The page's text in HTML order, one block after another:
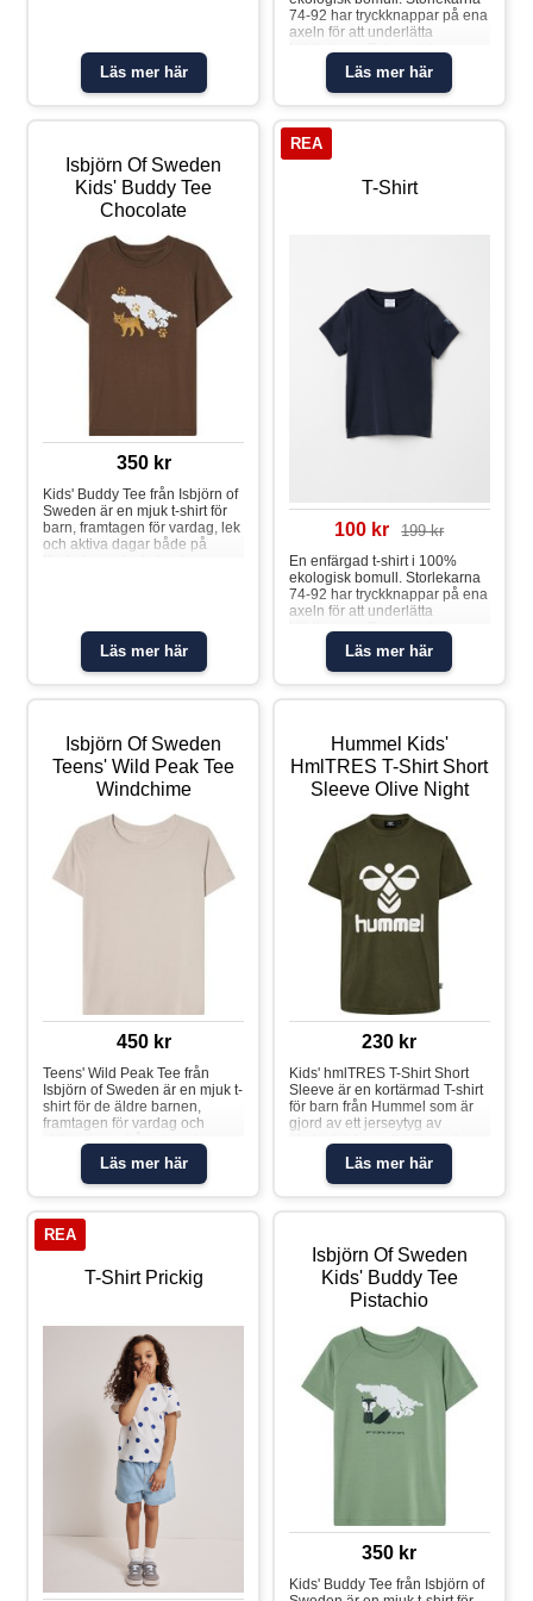
Läs mer här
Certified™ certifiering
bluesign® godkänt tyg
Ekologisk bomull Stort tryck på
bröstet Material: 100 % bomull
Läs mer här
74-92 har tryckknappar på ena
axeln för att underlätta
klädbyten. • Extra mjuka
sömmar • YKK TryckknapparT-
Isbjörn Of Sweden
Kids' Buddy Tee
Chocolate
350 kr
Läs mer här
Kids' Buddy Tee från Isbjörn of
Sweden är en mjuk t-shirt för
barn, framtagen för vardag, lek
och aktiva dagar både på
huden och torkar snabbt, vilket
hjälper barnet att hålla en
jämn och behaglig temperatur
även när leken blir intensiv.
bra vid aktivitet Tryck med
nordiska djurmotiv Material: 94
% lyocell, 6 % elastan
T-Shirt
REA
100 kr 199 kr
Läs mer här
En enfärgad t-shirt i 100%
ekologisk bomull. Storlekarna
74-92 har tryckknappar på ena
axeln för att underlätta
klädbyten. • Extra mjuka
sömmar • YKK Tryckknappar
Produktsäkerhet: KEEP AWAY
FROM FIRET-shirt
Isbjörn Of Sweden
Teens' Wild Peak Tee
Windchime
450 kr
Läs mer här
Teens' Wild Peak Tee från
Isbjörn of Sweden är en mjuk t-
shirt för de äldre barnen,
framtagen för vardag och
och ute i naturen. Det svala
materialet i lyocell med elastan
andas bra, transporterar bort
snabbt, vilket hjälper barnet att
hålla en jämn och behaglig
temperatur även vid intensiva
aktiviteter. Snabbtorkande
material Fukttransporterande
Andas bra vid aktivitet Tryck
inspirerat av nordliga landskap
Material: 94 % lyocell, 6 %
Hummel Kids'
HmlTRES T-Shirt Short
Sleeve Olive Night
230 kr
Läs mer här
Kids' hmlTRES T-Shirt Short
Sleeve är en kortärmad T-shirt
för barn från Hummel som är
gjord av ett jerseytyg av
den mjuk och andningsbar.
Med OEKO-TEX® kan du vara
säker på att denna T-shirt är fri
T-Shirt Prickig
REA
Isbjörn Of Sweden
Kids' Buddy Tee
Pistachio
350 kr
Kids' Buddy Tee från Isbjörn of